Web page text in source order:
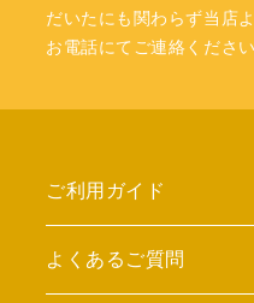
だいたにも関わらず当店
お電話にてご連絡ください
ご利用ガイド
よくあるご質問